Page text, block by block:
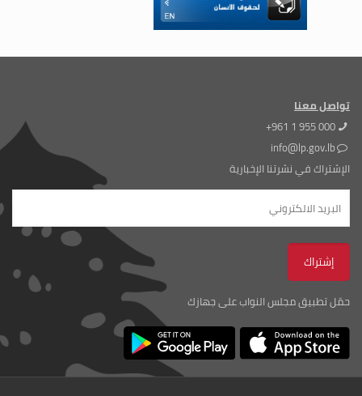
تواصل معنا
+961 1 955 000
info@lp.gov.lb
الإشتراك في نشرتنا الإخبارية
حمّل تطبيق مجلس النواب على جهازك